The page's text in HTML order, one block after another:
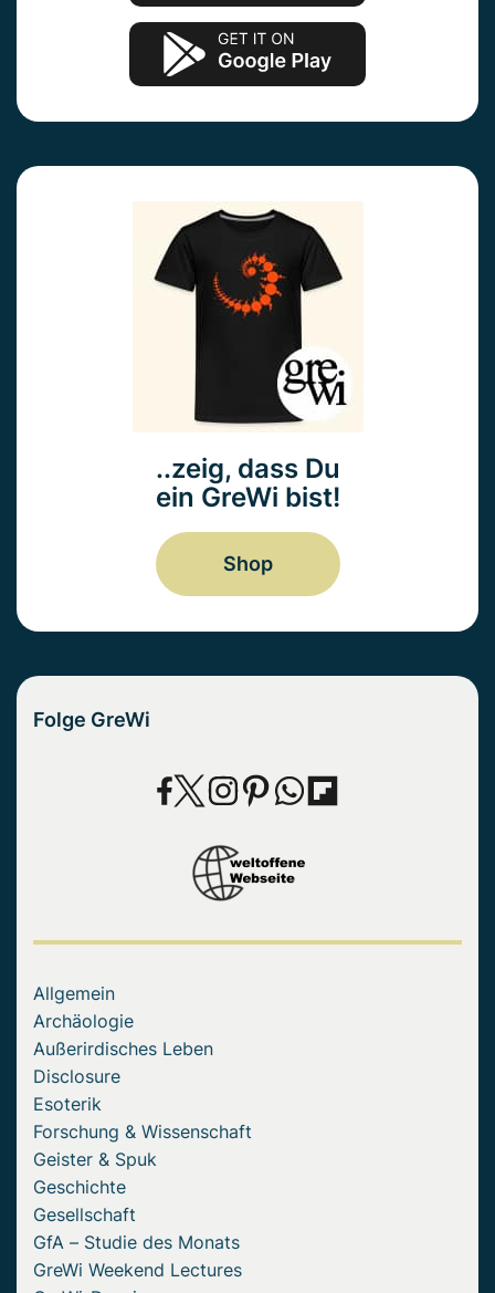
..zeig, dass Du
ein GreWi bist!
Shop
Folge GreWi
Allgemein
Archäologie
Außerirdisches Leben
Disclosure
Esoterik
Forschung & Wissenschaft
Geister & Spuk
Geschichte
Gesellschaft
GfA – Studie des Monats
GreWi Weekend Lectures